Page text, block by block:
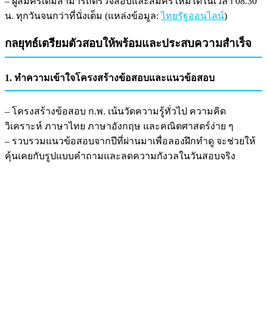
น. ทุกวันจนกว่าที่นั่งเต็ม (แหล่งข้อมูล:ไทยรัฐออนไลน์)
กลยุทธ์เตรียมตัวสอบให้พร้อมและประสบความสำเร็จ
1. ทำความเข้าใจโครงสร้างข้อสอบและแนวข้อสอบ
– โครงสร้างข้อสอบ ก.พ. เน้นวัดความรู้ทั่วไป ความคิด
วิเคราะห์ ภาษาไทย ภาษาอังกฤษ และคณิตศาสตร์ง่าย ๆ
– รวบรวมแนวข้อสอบจากปีที่ผ่านมาเพื่อลองฝึกทำดู จะช่วยให้
คุ้นเคยกับรูปแบบคำถามและลดความกังวลในวันสอบจริง